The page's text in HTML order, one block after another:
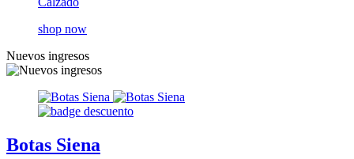
shop now
Nuevos ingresos
Botas Siena